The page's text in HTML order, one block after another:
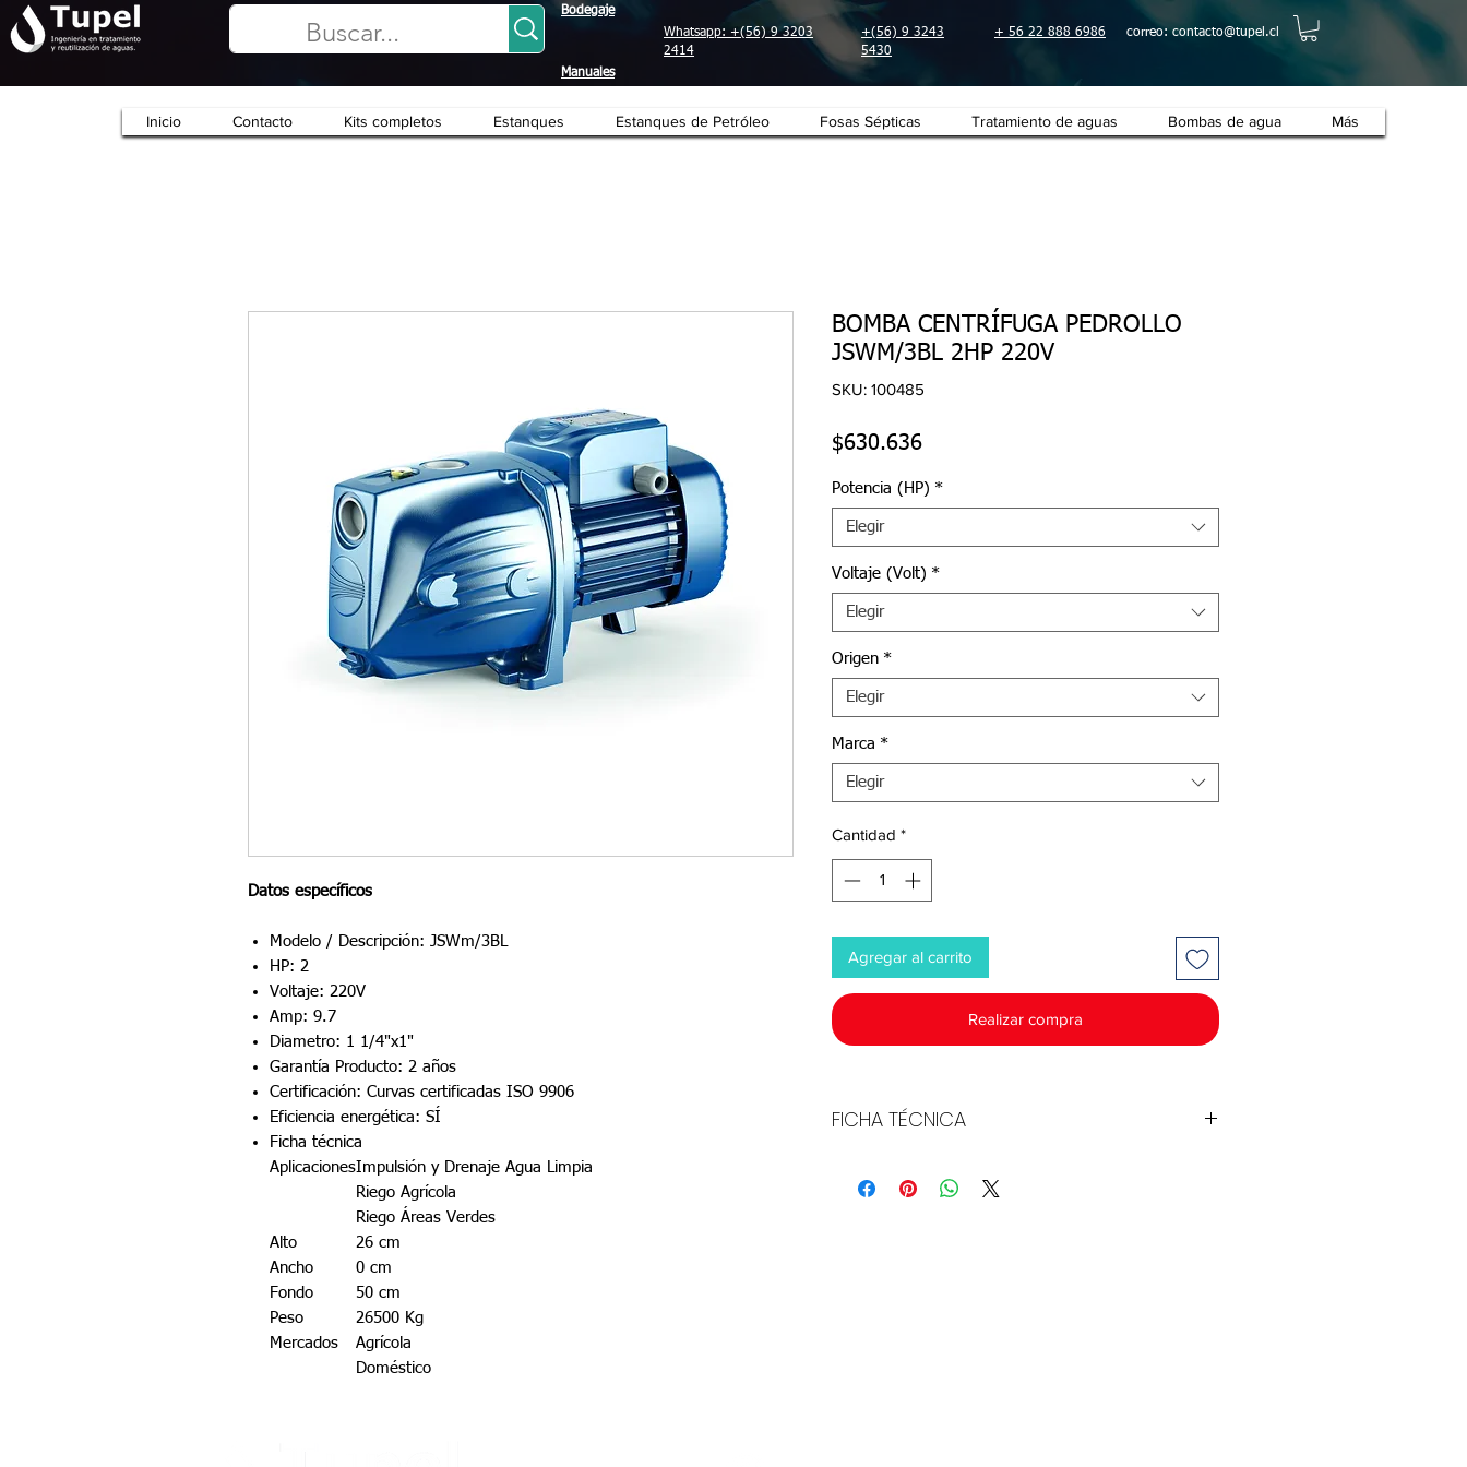
Bodegaje
Whatsapp: +(56) 9 3203
2414
+(56) 9 3243
5430
Manuales
+ 56 22 888 6986 correo: contacto@tupel.cl
Inicio Contacto Kits completos Estanques Estanques de Petróleo Fosas Sépticas Tratamiento de aguas Bombas de agua Más
Datos específicos
Modelo / Descripción: JSWm/3BL
HP: 2
Voltaje: 220V
Amp: 9.7
Diametro: 1 1/4"x1"
Garantía Producto: 2 años
Certificación: Curvas certificadas ISO 9906
Eficiencia energética: SÍ
Ficha técnica
AplicacionesImpulsión y Drenaje Agua Limpia
Riego Agrícola
Riego Áreas Verdes
Alto
26 cm
Ancho
0 cm
Fondo
50 cm
Peso
26500 Kg
Mercados
Agrícola
Doméstico
BOMBA CENTRÍFUGA PEDROLLO
JSWM/3BL 2HP 220V
SKU: 100485
$630.636Precio
Potencia (HP) *
Elegir
Voltaje (Volt) *
Elegir
Origen *
Elegir
Marca *
Elegir
Cantidad *
Agregar al carrito
Realizar compra
FICHA TÉCNICA